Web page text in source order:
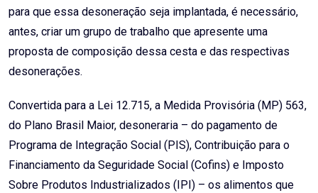
para que essa desoneração seja implantada, é necessário,
antes, criar um grupo de trabalho que apresente uma
proposta de composição dessa cesta e das respectivas
desonerações.
Convertida para a Lei 12.715, a Medida Provisória (MP) 563,
do Plano Brasil Maior, desoneraria – do pagamento de
Programa de Integração Social (PIS), Contribuição para o
Financiamento da Seguridade Social (Cofins) e Imposto
Sobre Produtos Industrializados (IPI) – os alimentos que